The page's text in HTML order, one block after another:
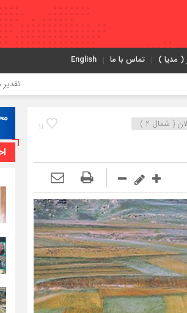
( مدیا ) تماس با ما English
تقدیر معاون
11 ( شمال 2 )